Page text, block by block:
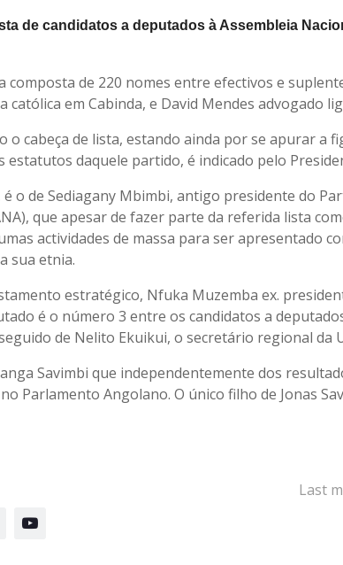
de candidatos a deputados à Assembleia
composta de 220 nomes entre efectivos e
católica em Cabinda, e David Mendes advogado
o cabeça de lista, estando ainda por se apurar a
estatutos daquele partido, é indicado pelo
o de Sediagany Mbimbi, antigo presidente do
que apesar de fazer parte da referida lista
actividades de massa para ser apresentado
sua etnia.
estratégico, Nfuka Muzemba ex.
é o número 3 entre os candidatos a
de Nelito Ekuikui, o secretário regional da
Savimbi que independentemente dos
Parlamento Angolano. O único filho de Jonas
Last